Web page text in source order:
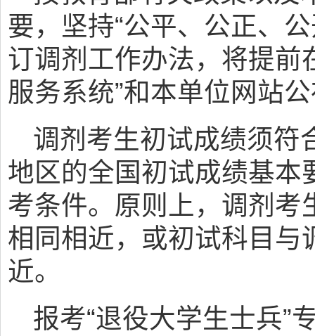
要，坚持“公平、公正、
订调剂工作办法，将提前
服务系统”和本单位网站
调剂考生初试成绩须符
地区的全国初试成绩基本
考条件。原则上，调剂考
相同相近，或初试科目与
近。
报考“退役大学生士兵”